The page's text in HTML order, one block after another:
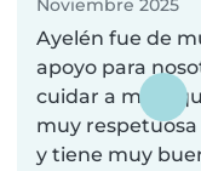
Noviembre 2025
Ayelén fue de
apoyo para
cuidar a mi
muy
y tiene muy